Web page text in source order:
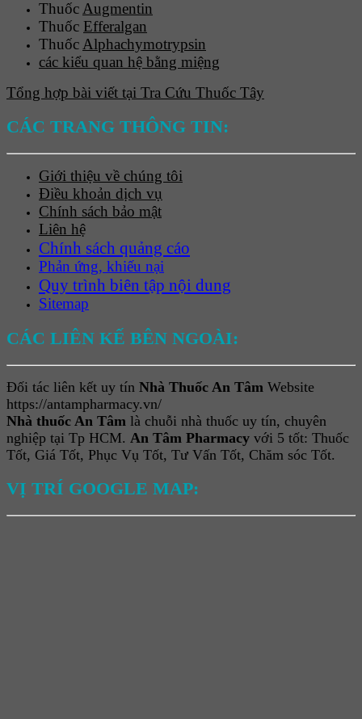
Thuốc Augmentin
Thuốc Efferalgan
Thuốc Alphachymotrypsin
các kiểu quan hệ bằng miệng
Tổng hợp bài viết tại Tra Cứu Thuốc Tây
CÁC TRANG THÔNG TIN:
Giới thiệu về chúng tôi
Điều khoản dịch vụ
Chính sách bảo mật
Liên hệ
Chính sách quảng cáo
Phản ứng, khiếu nại
Quy trình biên tập nội dung
Sitemap
CÁC LIÊN KẾ BÊN NGOÀI:
Đối tác liên kết uy tín Nhà Thuốc An Tâm Website
https://antampharmacy.vn/
Nhà thuốc An Tâm là chuỗi nhà thuốc uy tín, chuyên
nghiệp tại Tp HCM. An Tâm Pharmacy với 5 tốt: Thuốc
Tốt, Giá Tốt, Phục Vụ Tốt, Tư Vấn Tốt, Chăm sóc Tốt.
VỊ TRÍ GOOGLE MAP: